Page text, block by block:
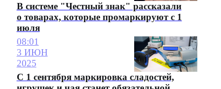
В системе "Честный знак" рассказали
о товарах, которые промаркируют с 1
июля
08:01
3 ИЮН
2025
С 1 сентября маркировка сладостей,